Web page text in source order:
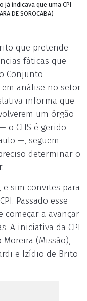
já indicava que uma CPI
DE SOROCABA)
que pretende
fáticas que
Conjunto
em análise no setor
informa que
um órgão
o CHS é gerido
—, seguem
determinar o
e sim convites para
Passado esse
começar a avançar
A iniciativa da CPI
(Missão),
e Izídio de Brito